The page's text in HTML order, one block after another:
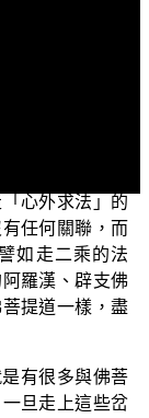
是偽戒」。佛
道，如果不走
心外求法」的
任何關聯，而
如走二乘的法
羅漢、辟支佛
提道一樣，盡
有很多與佛菩
旦走上這些岔